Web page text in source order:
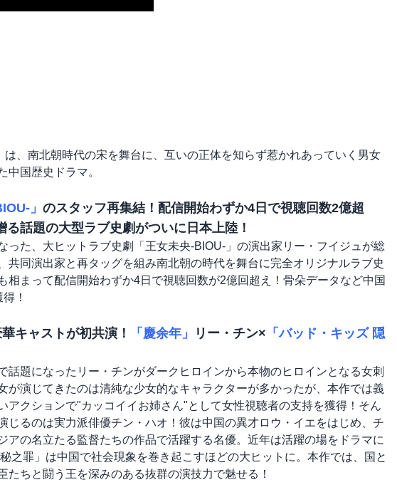
は、南北朝時代の宋を舞台に、互いの正体を知らず惹かれあっていく男女
中国歴史ドラマ。
」 のスタッフ再集結！配信開始わずか4日で視聴回数2億超
話題の大型ラブ史劇がついに日本上陸！
った、大ヒットラブ史劇「王女未央-BIOU-」の演出家リー・フイジュが総
共同演出家と再タッグを組み南北朝の時代を舞台に完全オリジナルラブ史
相まって配信開始わずか4日で視聴回数が2億回超え！骨朵データなど中国
！
キャストが初共演！ 「慶余年」 リー・チン× 「バッド・キッズ 隠
話題になったリー・チンがダークヒロインから本物のヒロインとなる女刺
が演じてきたのは清純な少女的なキャラクターが多かったが、本作では義
アクションで"カッコイイお姉さん"として女性視聴者の支持を獲得！そん
じるのは実力派俳優チン・ハオ！彼は中国の異才ロウ・イエをはじめ、チ
アの名立たる監督たちの作品で活躍する名優。近年は活躍の場をドラマに
之罪」は中国で社会現象を巻き起こすほどの大ヒットに。本作では、国と
たちと闘う王を深みのある抜群の演技力で魅せる！